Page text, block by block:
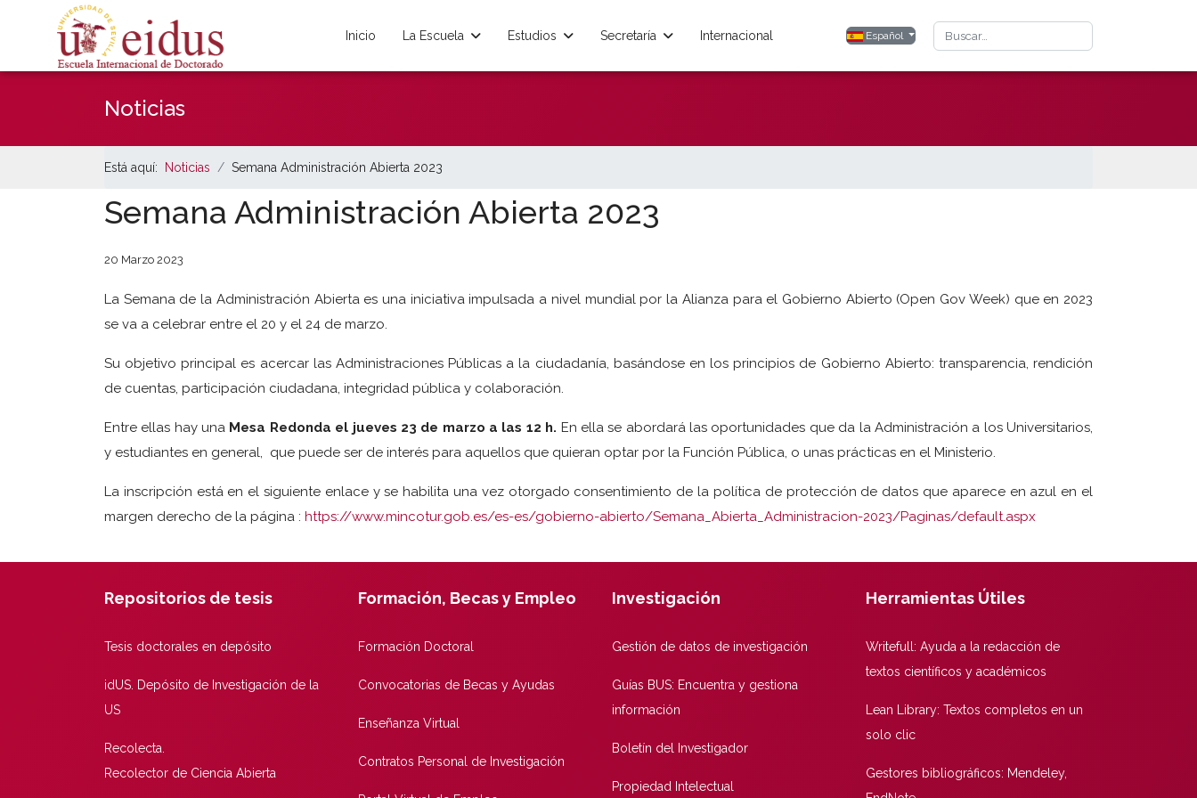
Inicio La Escuela Estudios Secretaría Internacional Seleccione su idioma
Español Buscar
Noticias
Está aquí: Noticias Semana Administración Abierta 2023
Semana Administración Abierta 2023
20 Marzo 2023
La Semana de la Administración Abierta es una iniciativa impulsada a nivel mundial por la Alianza para el Gobierno Abierto (Open Gov Week) que en 2023
se va a celebrar entre el 20 y el 24 de marzo.
Su objetivo principal es acercar las Administraciones Públicas a la ciudadanía, basándose en los principios de Gobierno Abierto: transparencia, rendición
de cuentas, participación ciudadana, integridad pública y colaboración.
Entre ellas hay una Mesa Redonda el jueves 23 de marzo a las 12 h. En ella se abordará las oportunidades que da la Administración a los Universitarios,
y estudiantes en general, que puede ser de interés para aquellos que quieran optar por la Función Pública, o unas prácticas en el Ministerio.
La inscripción está en el siguiente enlace y se habilita una vez otorgado consentimiento de la política de protección de datos que aparece en azul en el
margen derecho de la página : https://www.mincotur.gob.es/es-es/gobierno-abierto/Semana_Abierta_Administracion-2023/Paginas/default.aspx
Repositorios de tesis
Tesis doctorales en depósito
idUS. Depósito de Investigación de la
US
Recolecta.
Recolector de Ciencia Abierta
Formación, Becas y Empleo
Formación Doctoral
Convocatorias de Becas y Ayudas
Enseñanza Virtual
Contratos Personal de Investigación
Investigación
Gestión de datos de investigación
Guías BUS: Encuentra y gestiona
información
Boletín del Investigador
Propiedad Intelectual
Herramientas Útiles
Writefull: Ayuda a la redacción de
textos científicos y académicos
Lean Library: Textos completos en un
solo clic
Gestores bibliográficos: Mendeley,